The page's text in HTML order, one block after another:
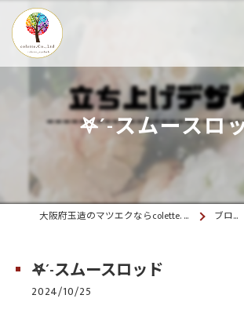
𖤐´-スムースロ
大阪府玉造のマツエクならcolette. 玉造 ブログ
𖤐´-スムースロッド
2024/10/25